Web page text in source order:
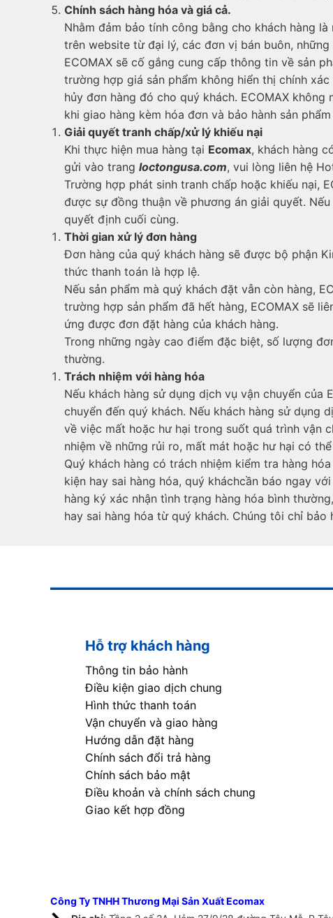
Chính sách hàng hóa và giá cả.
Nhằm đảm bảo tính công bằng cho khách hàng
trên website từ đại lý, các đơn vị bán buôn,
ECOMAX sẽ cố gắng cung cấp thông tin về sản
trường hợp giá sản phẩm không hiển thị chính
hủy đơn hàng đó cho quý khách. ECOMAX
khi giao hàng kèm hóa đơn và bảo hành sản
Giải quyết tranh chấp/xử lý khiếu nại
Khi thực hiện mua hàng tại Ecomax, khách hàng
gửi vào trang loctongusa.com, vui lòng liên hệ
Trường hợp phát sinh tranh chấp hoặc khiếu nại,
được sự đồng thuận về phương án giải quyết.
quyết định cuối cùng.
Thời gian xử lý đơn hàng
Đơn hàng của quý khách hàng sẽ được bộ phận
thức thanh toán là hợp lệ.
Nếu sản phẩm mà quý khách đặt vẫn còn hàng,
trường hợp sản phẩm đã hết hàng, ECOMAX sẽ
ứng được đơn đặt hàng của khách hàng.
Trong những ngày cao điểm đặc biệt, số lượng
thường.
Trách nhiệm với hàng hóa
Nếu khách hàng sử dụng dịch vụ vận chuyển
chuyển đến quý khách. Nếu khách hàng sử dụng
về việc mất hoặc hư hại trong suốt quá trình vận
nhiệm về những rủi ro, mất mát hoặc hư hại có
Quý khách hàng có trách nhiệm kiểm tra hàng
kiện hay sai hàng hóa, quý kháchcần báo ngay
hàng ký xác nhận tình trạng hàng hóa bình
hay sai hàng hóa từ quý khách. Chúng tôi chỉ
Hỗ trợ khách hàng
Thông tin bảo hành
Điều kiện giao dịch chung
Hình thức thanh toán
Vận chuyển và giao hàng
Hướng dẫn đặt hàng
Chính sách đổi trả hàng
Chính sách bảo mật
Điều khoản và chính sách chung
Giao kết hợp đồng
Công Ty TNHH Thương Mại Sản Xuất Ecomax